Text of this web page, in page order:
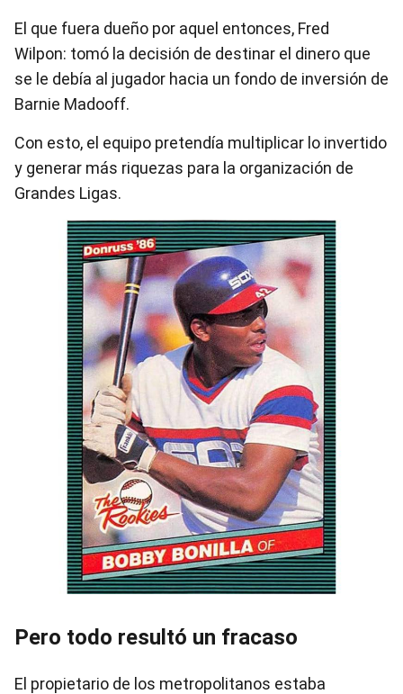
El que fuera dueño por aquel entonces, Fred
Wilpon: tomó la decisión de destinar el dinero que
se le debía al jugador hacia un fondo de inversión de
Barnie Madooff.
Con esto, el equipo pretendía multiplicar lo invertido
y generar más riquezas para la organización de
Grandes Ligas.
Pero todo resultó un fracaso
El propietario de los metropolitanos estaba